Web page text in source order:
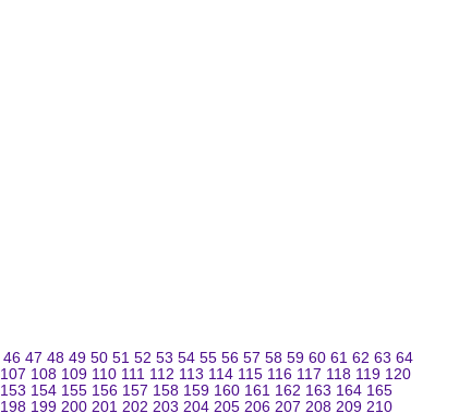
46 47 48 49 50 51 52 53 54 55 56 57 58 59 60 61 62 63 64
107 108 109 110 111 112 113 114 115 116 117 118 119 120
153 154 155 156 157 158 159 160 161 162 163 164 165
198 199 200 201 202 203 204 205 206 207 208 209 210